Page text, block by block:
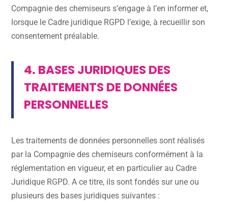
Compagnie des chemiseurs s’engage à l’en informer et,
lorsque le Cadre juridique RGPD l’exige, à recueillir son
consentement préalable.
4. BASES JURIDIQUES DES
TRAITEMENTS DE DONNÉES
PERSONNELLES
Les traitements de données personnelles sont réalisés
par la Compagnie des chemiseurs conformément à la
réglementation en vigueur, et en particulier au Cadre
Juridique RGPD. A ce titre, ils sont fondés sur une ou
plusieurs des bases juridiques suivantes :